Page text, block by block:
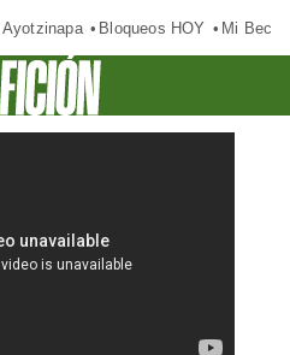
Ayotzinapa Bloqueos HOY Mi Beca